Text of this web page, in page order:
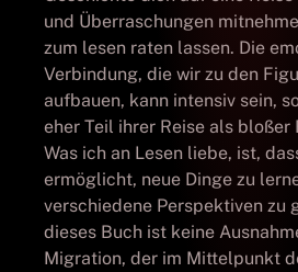
und Überraschungen
zum lesen raten lassen. Die
Verbindung, die wir zu den
aufbauen, kann intensiv sein,
eher Teil ihrer Reise als
Was ich an Lesen liebe, ist,
ermöglicht, neue Dinge zu
verschiedene Perspektiven zu
dieses Buch ist keine
Migration, der im Mittelpunkt